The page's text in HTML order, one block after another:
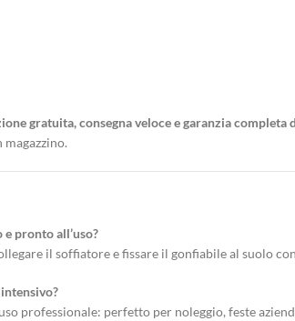
gratuita, consegna veloce e garanzia completa
pronto all’uso?
il soffiatore e fissare il gonfiabile al suolo
professionale: perfetto per noleggio, feste